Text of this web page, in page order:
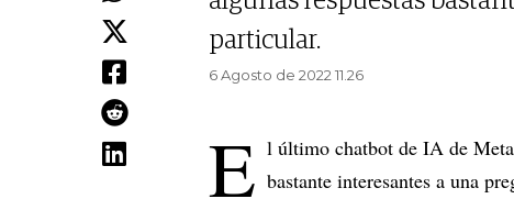
particular.
6 Agosto de 2022 11.26
E l último chatbot de IA de Meta
bastante interesantes a una